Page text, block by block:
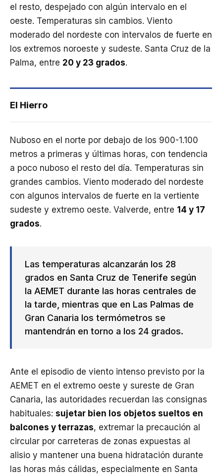
el resto, despejado con algún intervalo en el
oeste. Temperaturas sin cambios. Viento
moderado del nordeste con intervalos de fuerte en
los extremos noroeste y sudeste. Santa Cruz de la
Palma, entre 20 y 23 grados.
El Hierro
Nuboso en el norte por debajo de los 900-1.100
metros a primeras y últimas horas, con tendencia
a poco nuboso el resto del día. Temperaturas sin
grandes cambios. Viento moderado del nordeste
con algunos intervalos de fuerte en la vertiente
sudeste y extremo oeste. Valverde, entre 14 y 17
grados.
Las temperaturas alcanzarán los 28
grados en Santa Cruz de Tenerife según
la AEMET durante las horas centrales de
la tarde, mientras que en Las Palmas de
Gran Canaria los termómetros se
mantendrán en torno a los 24 grados.
Ante el episodio de viento intenso previsto por la
AEMET en el extremo oeste y sureste de Gran
Canaria, las autoridades recuerdan las consignas
habituales: sujetar bien los objetos sueltos en
balcones y terrazas, extremar la precaución al
circular por carreteras de zonas expuestas al
alisio y mantener una buena hidratación durante
las horas más cálidas, especialmente en Santa